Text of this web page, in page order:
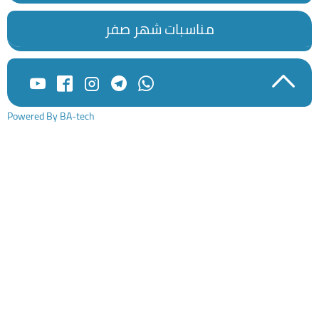
مناسبات شهر صفر
Powered By BA-tech